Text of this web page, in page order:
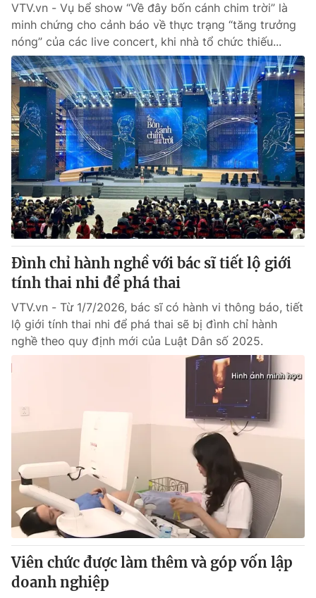
VTV.vn - Vụ bể show “Về đây bốn cánh chim trời” là
minh chứng cho cảnh báo về thực trạng “tăng trưởng
nóng” của các live concert, khi nhà tổ chức thiếu...
Đình chỉ hành nghề với bác sĩ tiết lộ giới
tính thai nhi để phá thai
VTV.vn - Từ 1/7/2026, bác sĩ có hành vi thông báo, tiết
lộ giới tính thai nhi để phá thai sẽ bị đình chỉ hành
nghề theo quy định mới của Luật Dân số 2025.
Viên chức được làm thêm và góp vốn lập
doanh nghiệp